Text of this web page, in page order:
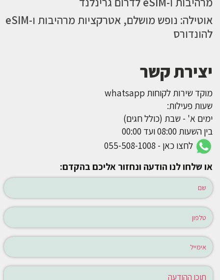
אוטילה: נופש מושלם, אטרקציות מרהיבות ו-eSIM
להונדורס
יצירת קשר
מוקד שירות לקוחות whatsapp
שעות פעילות:
ימים א' - שבת (כולל חגים)
בין השעות 08:00 ועד 00:00
לחצו כאן - 055-508-1008
או שלחו לנו הודעה ונחזור אליכם בהקדם: